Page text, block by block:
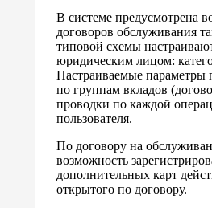
В системе предусмотрена
договоров обслуживания
типовой схемы
юридическим лицом:
Настраиваемые параметры
по группам вкладов
проводки по каждой
пользователя.
По договору на
возможность
дополнительных карт
открытого по договору.